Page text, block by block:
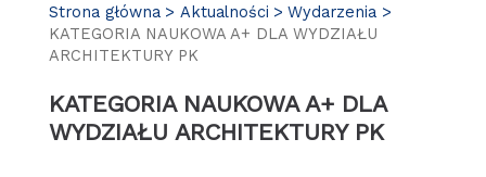
Strona główna Aktualności
Wydarzenia
KATEGORIA NAUKOWA A+ DLA WYDZIAŁU
ARCHITEKTURY PK
KATEGORIA NAUKOWA A+ DLA
WYDZIAŁU ARCHITEKTURY PK